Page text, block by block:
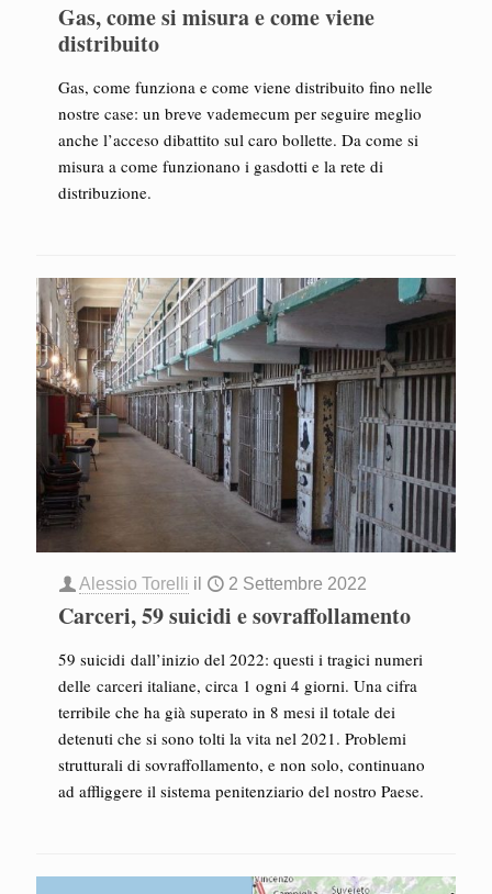
Gas, come si misura e come viene
distribuito
Gas, come funziona e come viene distribuito fino nelle
nostre case: un breve vademecum per seguire meglio
anche l’acceso dibattito sul caro bollette. Da come si
misura a come funzionano i gasdotti e la rete di
distribuzione.
Alessio Torelli il 2 Settembre 2022
Carceri, 59 suicidi e sovraffollamento
59 suicidi dall’inizio del 2022: questi i tragici numeri
delle carceri italiane, circa 1 ogni 4 giorni. Una cifra
terribile che ha già superato in 8 mesi il totale dei
detenuti che si sono tolti la vita nel 2021. Problemi
strutturali di sovraffollamento, e non solo, continuano
ad affliggere il sistema penitenziario del nostro Paese.